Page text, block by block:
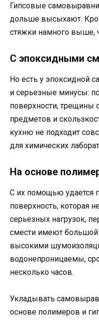
Гипсовые
дольше высыхают.
стяжки намного выше,
С эпоксидными
Но есть у эпоксидной
и серьезные минусы:
поверхности, трещины
предметов и
кухню не подходит
для химических
На основе
С их помощью удается
поверхность, которая
серьезных нагрузок,
смести имеют
высокими
водонепроницаемы,
несколько часов.
Укладывать
основе полимеров и